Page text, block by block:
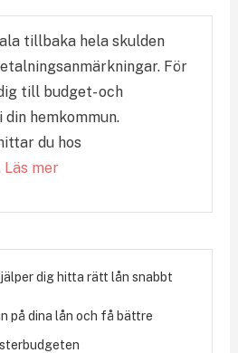
tillbaka hela skulden
För
till budget- och
hemkommun.
du hos
Läs mer
dig hitta rätt lån snabbt
på dina lån och få bättre